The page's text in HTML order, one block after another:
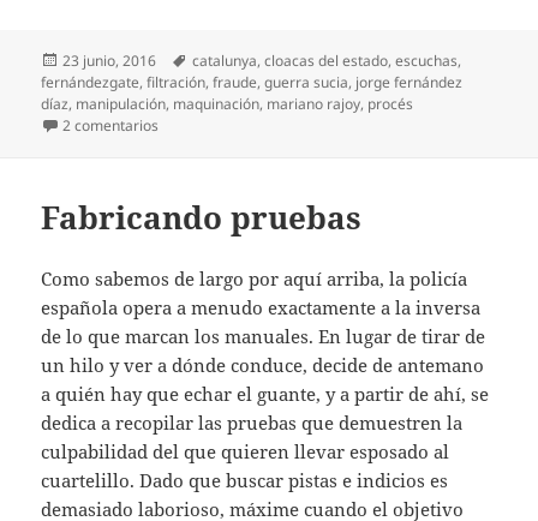
Publicado
el
23 junio, 2016 Etiquetas
catalunya,cloacas del estado,escuchas,
fernándezgate,filtración,fraude,guerra sucia, jorge fernández
díaz, manipulación, maquinación, mariano rajoy, procés
2 comentarios
Fabricando pruebas
Como sabemos de largo por aquí arriba, la policía
española opera a menudo exactamente a la inversa
de lo que marcan los manuales. En lugar de tirar de
un hilo y ver a dónde conduce, decide de antemano
a quién hay que echar el guante, y a partir de ahí, se
dedica a recopilar las pruebas que demuestren la
culpabilidad del que quieren llevar esposado al
cuartelillo. Dado que buscar pistas e indicios es
demasiado laborioso, máxime cuando el objetivo